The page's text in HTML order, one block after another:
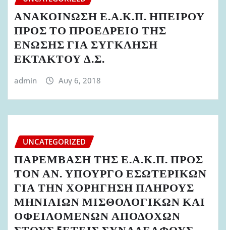
ΑΝΑΚΟΙΝΩΣΗ Ε.Α.Κ.Π. ΗΠΕΙΡΟΥ
ΠΡΟΣ ΤΟ ΠΡΟΕΔΡΕΙΟ ΤΗΣ
ΕΝΩΣΗΣ ΓΙΑ ΣΥΓΚΛΗΣΗ
ΕΚΤΑΚΤΟΥ Δ.Σ.
admin Αυγ 6, 2018
UNCATEGORIZED
ΠΑΡΕΜΒΑΣΗ ΤΗΣ Ε.Α.Κ.Π. ΠΡΟΣ
ΤΟΝ ΑΝ. ΥΠΟΥΡΓΟ ΕΣΩΤΕΡΙΚΩΝ
ΓΙΑ ΤΗΝ ΧΟΡΗΓΗΣΗ ΠΛΗΡΟΥΣ
ΜΗΝΙΑΙΩΝ ΜΙΣΘΟΛΟΓΙΚΩΝ ΚΑΙ
ΟΦΕΙΛΟΜΕΝΩΝ ΑΠΟΔΟΧΩΝ